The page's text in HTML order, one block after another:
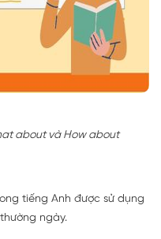
about và How about
tiếng Anh được sử dụng
ngày.